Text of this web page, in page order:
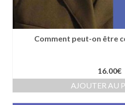
Comment peut-on être
16.00€
AJOUTER AU